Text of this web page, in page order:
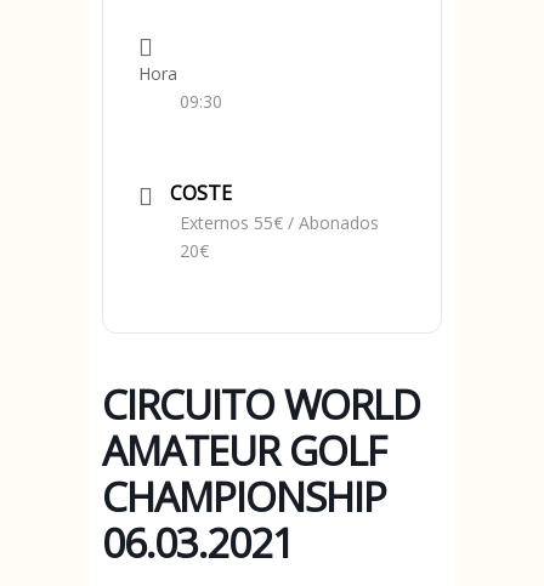
Hora
09:30
COSTE
Externos 55€ / Abonados
20€
CIRCUITO WORLD
AMATEUR GOLF
CHAMPIONSHIP
06.03.2021